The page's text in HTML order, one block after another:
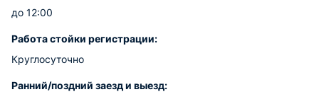
до 12:00
Работа стойки регистрации:
Круглосуточно
Ранний/поздний заезд и выезд: